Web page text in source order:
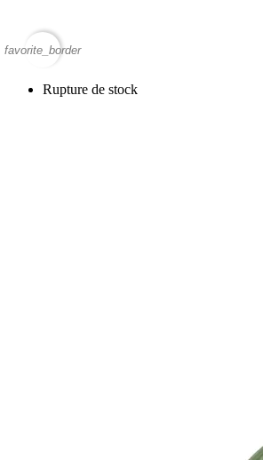
favorite_border
Rupture de stock